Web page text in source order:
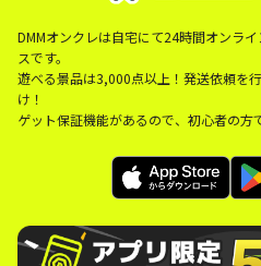
DMMオンクレは自宅にて24時間オンラ
スです。
遊べる景品は3,000点以上！発送依頼を
け！
ゲット保証機能があるので、初心者の方